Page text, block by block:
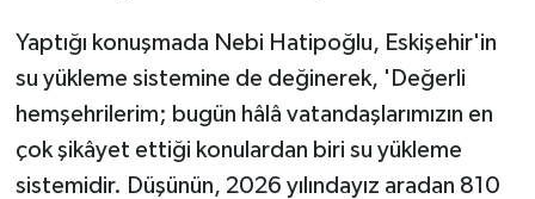
Yaptığı konuşmada Nebi Hatipoğlu, Eskişehir'in
su yükleme sistemine de değinerek, 'Değerli
hemşehrilerim; bugün hâlâ vatandaşlarımızın en
çok şikâyet ettiği konulardan biri su yükleme
sistemidir. Düşünün, 2026 yılındayız aradan 810